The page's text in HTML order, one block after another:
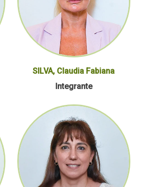
SILVA, Claudia Fabiana
Integrante